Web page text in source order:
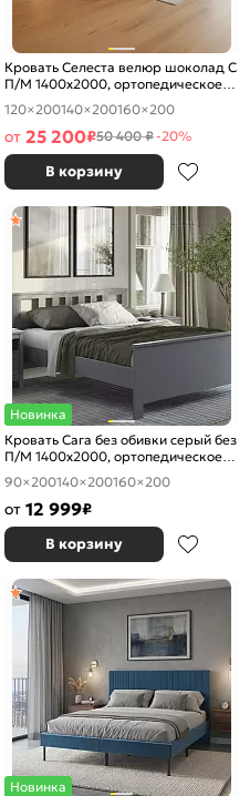
Кровать Селеста велюр шоколад С
П/М 1400x2000, ортопедическое
основание, изголовье мягкое
120×200140×200160×200
от 25 200₽50 400 ₽-20%
В корзину
Новинка
Кровать Сага без обивки серый без
П/М 1400x2000, ортопедическое
основание, изголовье жесткое
90×200140×200160×200
от 12 999₽
В корзину
Новинка